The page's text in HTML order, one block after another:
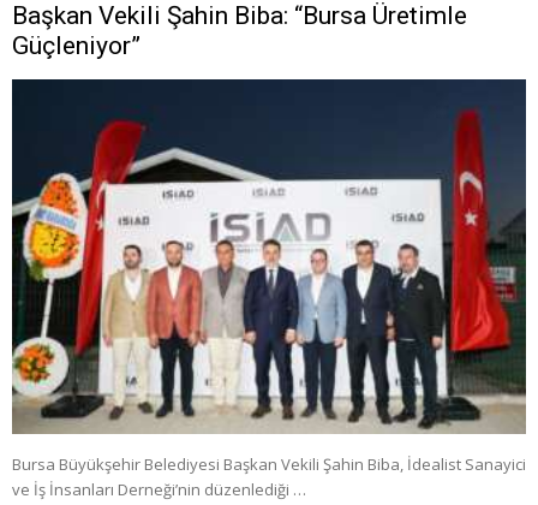
Başkan Vekili Şahin Biba: “Bursa Üretimle
Güçleniyor”
Bursa Büyükşehir Belediyesi Başkan Vekili Şahin Biba, İdealist Sanayici
ve İş İnsanları Derneği’nin düzenlediği …